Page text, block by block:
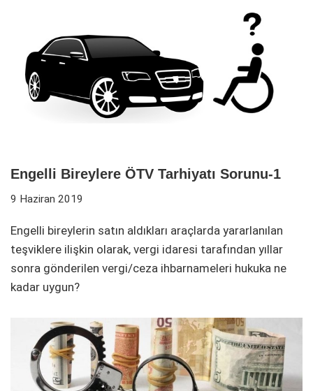
Engelli Bireylere ÖTV Tarhiyatı Sorunu-1
9 Haziran 2019
Engelli bireylerin satın aldıkları araçlarda yararlanılan
teşviklere ilişkin olarak, vergi idaresi tarafından yıllar
sonra gönderilen vergi/ceza ihbarnameleri hukuka ne
kadar uygun?